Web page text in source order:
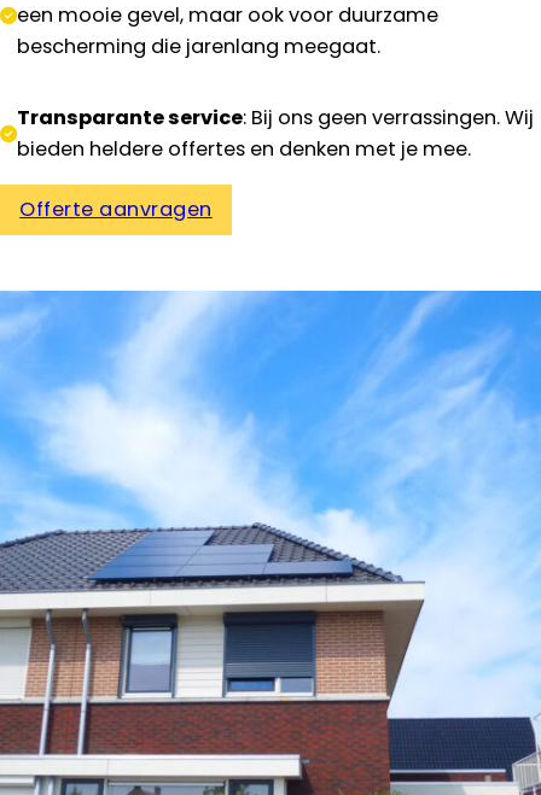
een mooie gevel, maar ook voor duurzame
bescherming die jarenlang meegaat.
Transparante service: Bij ons geen verrassingen. Wij
bieden heldere offertes en denken met je mee.
Offerte aanvragen